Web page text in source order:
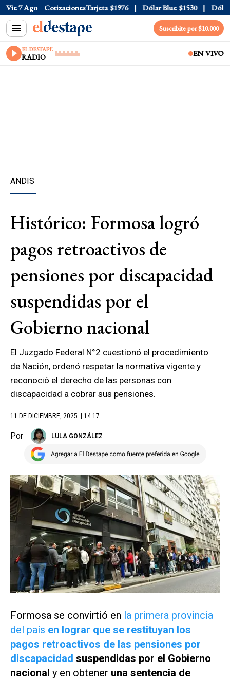
Vie 7 Ago Cotizaciones
$1520 Dólar Tarjeta $1976 Dólar Blue $1530 Dólar
Suscribite por $10.000
EL DESTAPE
RADIO EN VIVO
ANDIS
Histórico: Formosa logró
pagos retroactivos de
pensiones por discapacidad
suspendidas por el
Gobierno nacional
El Juzgado Federal N°2 cuestionó el procedimiento
de Nación, ordenó respetar la normativa vigente y
reconoció el derecho de las personas con
discapacidad a cobrar sus pensiones.
11 DE DICIEMBRE, 2025 | 14.17
Por LULA GONZÁLEZ
Formosa se convirtió en la primera provincia
del país en lograr que se restituyan los
pagos retroactivos de las pensiones por
discapacidad suspendidas por el Gobierno
nacional y en obtener una sentencia de